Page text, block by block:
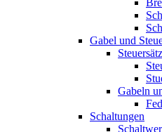
Gabel und
Gabeln
Schaltungen